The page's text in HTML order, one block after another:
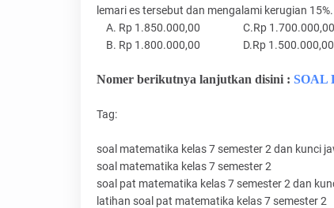
lemari es tersebut dan mengalami kerugian
A. Rp 1.850.000,00 C.Rp 1.700.000,00
B. Rp 1.800.000,00 D.Rp 1.500.000,00
Nomer berikutnya lanjutkan disini : SOAL
Tag:
soal matematika kelas 7 semester 2 dan kunci
soal matematika kelas 7 semester 2
soal pat matematika kelas 7 semester 2 dan
latihan soal pat matematika kelas 7 semester 2